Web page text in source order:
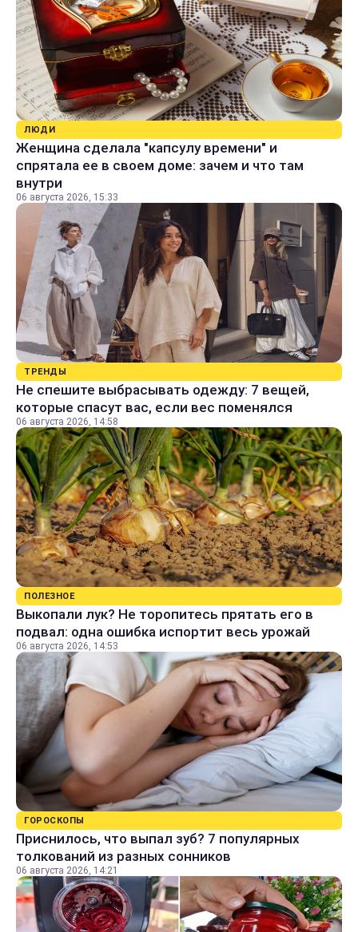
ЛЮДИ
Женщина сделала "капсулу времени" и
спрятала ее в своем доме: зачем и что там
внутри
06 августа 2026, 15:33
ТРЕНДЫ
Не спешите выбрасывать одежду: 7 вещей,
которые спасут вас, если вес поменялся
06 августа 2026, 14:58
ПОЛЕЗНОЕ
Выкопали лук? Не торопитесь прятать его в
подвал: одна ошибка испортит весь урожай
06 августа 2026, 14:53
ГОРОСКОПЫ
Приснилось, что выпал зуб? 7 популярных
толкований из разных сонников
06 августа 2026, 14:21